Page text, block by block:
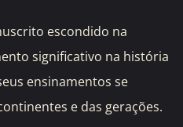
escondido na
significativo na história
ensinamentos se
e das gerações.